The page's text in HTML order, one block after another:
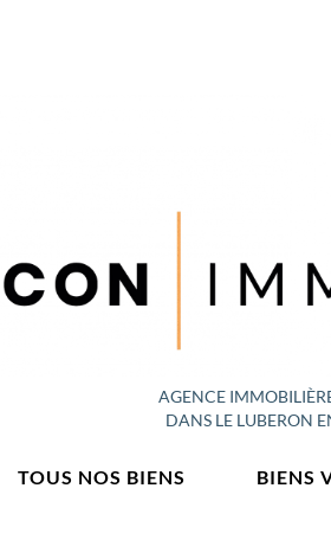
AGENCE
DANS LE LUBERON
TOUS NOS BIENS BIENS